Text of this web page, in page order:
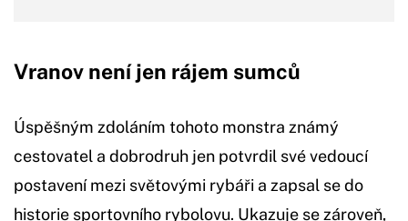
Vranov není jen rájem sumců
Úspěšným zdoláním tohoto monstra známý
cestovatel a dobrodruh jen potvrdil své vedoucí
postavení mezi světovými rybáři a zapsal se do
historie sportovního rybolovu. Ukazuje se zároveň,